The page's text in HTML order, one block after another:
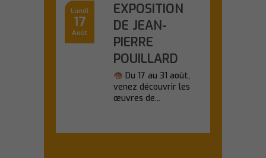
Lundi
17
Août
EXPOSITION
DE JEAN-
PIERRE
POUILLARD
Du 17 au 31 août,
venez découvrir les
œuvres de...